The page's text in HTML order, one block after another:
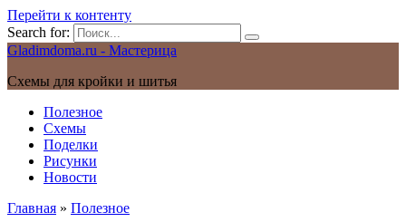
Перейти к контенту
Search for:
Gladimdoma.ru - Мастерица
Схемы для кройки и шитья
Полезное
Схемы
Поделки
Рисунки
Новости
Главная » Полезное